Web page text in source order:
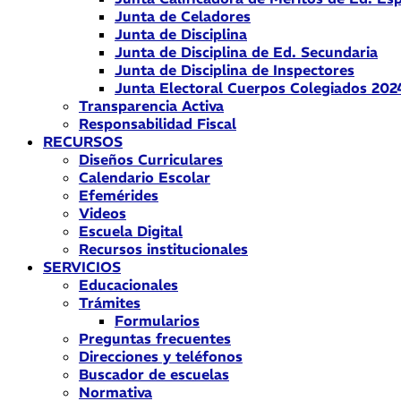
Junta de Celadores
Junta de Disciplina
Junta de Disciplina de Ed. Secundaria
Junta de Disciplina de Inspectores
Junta Electoral Cuerpos Colegiados
Transparencia Activa
Responsabilidad Fiscal
RECURSOS
Diseños Curriculares
Calendario Escolar
Efemérides
Videos
Escuela Digital
Recursos institucionales
SERVICIOS
Educacionales
Trámites
Formularios
Preguntas frecuentes
Direcciones y teléfonos
Buscador de escuelas
Normativa